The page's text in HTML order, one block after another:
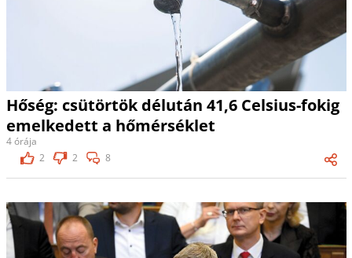
Hőség: csütörtök délután 41,6 Celsius-fokig
emelkedett a hőmérséklet
4 órája
2
2 8